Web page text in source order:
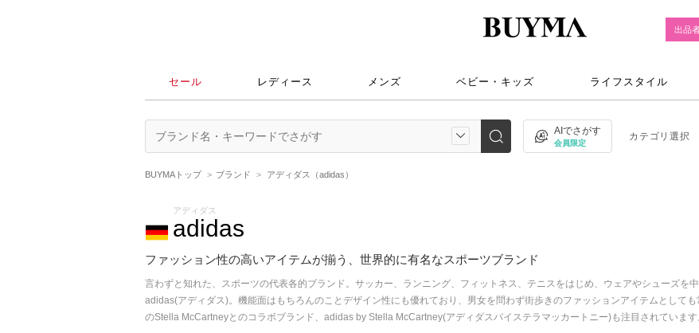
出品
セール レディース メンズ ベビー・キッズ ライフスタイル
AIでさがす
会員限定
カテゴリ選択
BUYMAトップ ブランド アディダス（adidas）
アディダス
adidas
ファッション性の高いアイテムが揃う、世界的に有名なスポーツブランド
言わずと知れた、スポーツの代表各的ブランド。サッカー、ランニング、フィットネス、テニスをはじめ、ウェアやシューズを
adidas(アディダス)。機能面はもちろんのことデザイン性にも優れており、男女を問わず街歩きのファッションアイテムとして
のStella McCartneyとのコラボブランド、adidas by Stella McCartney(アディダスバイステラマッカートニー)も注目されています